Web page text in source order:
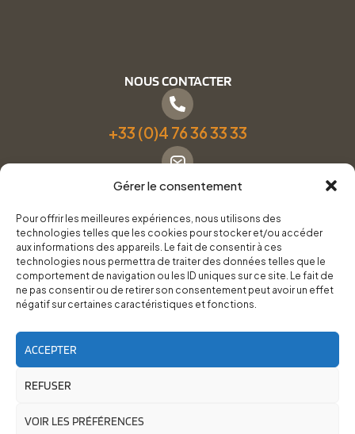
Gérer le consentement
Pour offrir les meilleures expériences, nous utilisons des
technologies telles que les cookies pour stocker et/ou accéder
aux informations des appareils. Le fait de consentir à ces
technologies nous permettra de traiter des données telles que le
comportement de navigation ou les ID uniques sur ce site. Le fait de
ne pas consentir ou de retirer son consentement peut avoir un effet
négatif sur certaines caractéristiques et fonctions.
ACCEPTER
REFUSER
VOIR LES PRÉFÉRENCES
NOUS CONTACTER
+33 (0)4 76 36 33 33
Formulaire de contact
Pneus Services Loisirs - Garage Point S - 28 Bd Denfert
Rochereau, 38500 Voiron
RoadTrip Équipement/Pneus Services Loisirs - 2026